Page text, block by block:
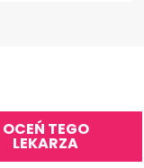
OCEŃ TEGO
LEKARZA